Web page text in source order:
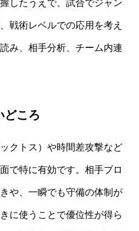
したうえで、試合でジャン
戦術レベルでの応用を考え
み、相手分析、チーム内連
どころ
クトス）や時間差攻撃など
で特に有効です。相手ブロ
や、一瞬でも守備の体制が
に使うことで優位性が得ら